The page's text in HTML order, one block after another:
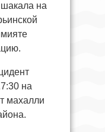
на
на
махалли